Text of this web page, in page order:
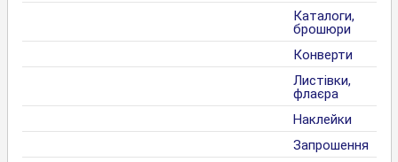
Каталоги,
брошюри
Конверти
Листівки,
флаєра
Наклейки
Запрошення